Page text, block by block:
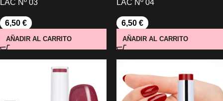
LAC Nº 03
6,50 €
AÑADIR AL CARRITO
LAC Nº 04
6,50 €
AÑADIR AL CARRITO